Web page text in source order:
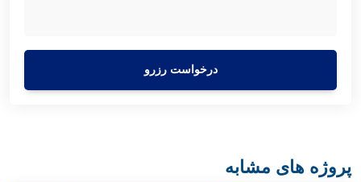
درخواست رزرو
پروژه های مشابه